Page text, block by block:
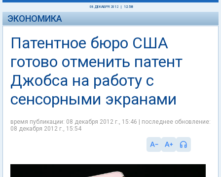
08 ДЕКАБРЯ 2012 12:58
ЭКОНОМИКА
Патентное бюро США
готово отменить патент
Джобса на работу с
сенсорными экранами
время публикации: 08 декабря 2012 г., 15:46 | последнее обновление:
08 декабря 2012 г., 15:54